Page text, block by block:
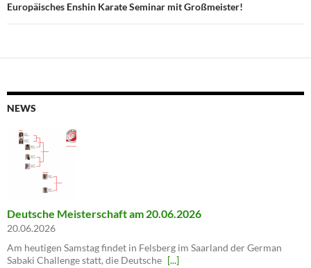
Europäisches Enshin Karate Seminar mit Großmeister!
NEWS
Deutsche Meisterschaft am 20.06.2026
20.06.2026
Am heutigen Samstag findet in Felsberg im Saarland der German
Sabaki Challenge statt, die Deutsche [...]